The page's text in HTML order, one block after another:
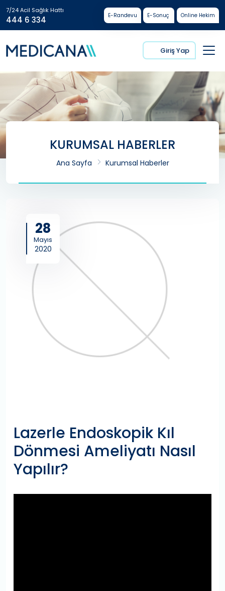
7/24 Acil Sağlık Hattı
444 6 334 E-Randevu E-Sonuç Online Hekim
Giriş Yap
KURUMSAL HABERLER
Ana Sayfa Kurumsal Haberler
28
Mayıs
2020
Lazerle Endoskopik Kıl
Dönmesi Ameliyatı Nasıl
Yapılır?